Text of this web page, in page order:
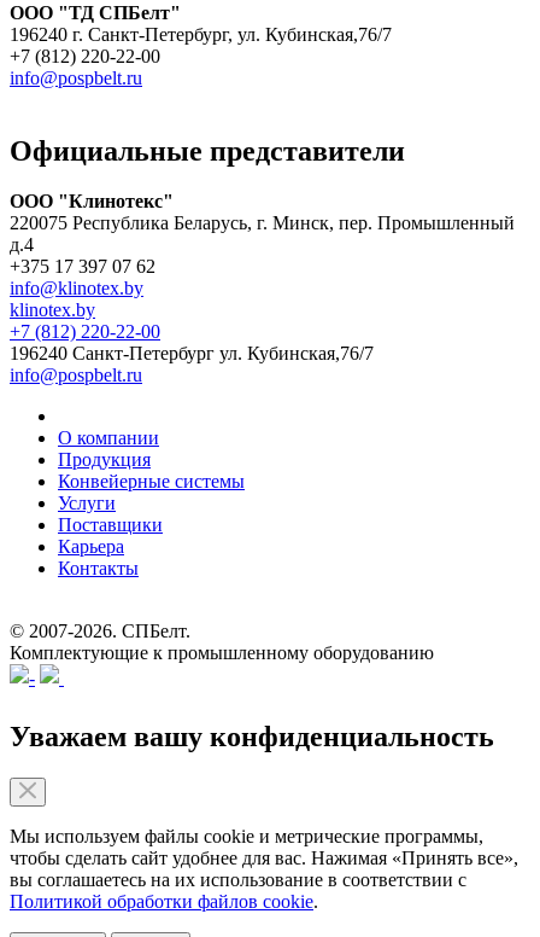
ООО "ТД СПБелт"
196240 г. Санкт-Петербург, ул. Кубинская,76/7
+7 (812) 220-22-00
info@pospbelt.ru
Официальные представители
ООО "Клинотекс"
220075 Республика Беларусь, г. Минск, пер. Промышленный
д.4
+375 17 397 07 62
info@klinotex.by
klinotex.by
+7 (812) 220-22-00
196240 Санкт-Петербург ул. Кубинская,76/7
info@pospbelt.ru
О компании
Продукция
Конвейерные системы
Услуги
Поставщики
Карьера
Контакты
© 2007-2026. СПБелт.
Комплектующие к промышленному оборудованию
Уважаем вашу конфиденциальность
Мы используем файлы cookie и метрические программы,
чтобы сделать сайт удобнее для вас. Нажимая «Принять все»,
вы соглашаетесь на их использование в соответствии с
Политикой обработки файлов cookie.